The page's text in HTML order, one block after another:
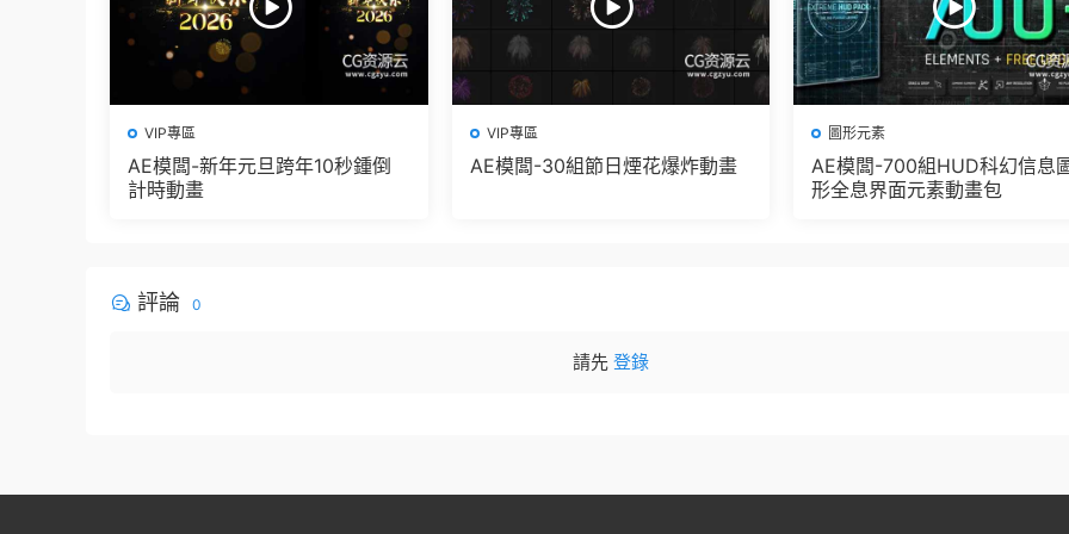
VIP專區
AE模闆-新年元旦跨年10秒鍾倒
計時動畫
VIP專區
AE模闆-30組節日煙花爆炸動畫
圖形元素
AE模闆-700組HUD科幻信息
形全息界面元素動畫包
評論 0
請先 登錄